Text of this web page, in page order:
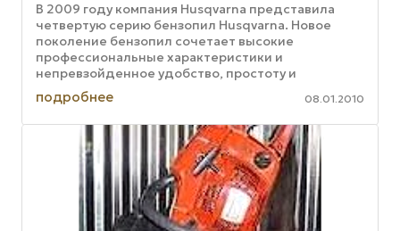
В 2009 году компания Husqvarna представила
четвертую серию бензопил Husqvarna. Новое
поколение бензопил сочетает высокие
профессиональные характеристики и
непревзойденное удобство, простоту и
безопасность в использовании. Ключевым
критерием в ...
подробнее 08.01.2010